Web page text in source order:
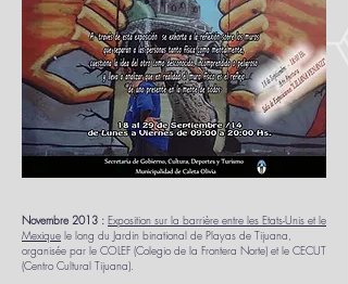
Novembre 2013 : Exposition sur la barrière entre les Etats-Unis et le
Mexique le long du Jardin binational de Playas de Tijuana,
organisée par le COLEF (Colegio de la Frontera Norte) et le CECUT
(Centro Cultural Tijuana).